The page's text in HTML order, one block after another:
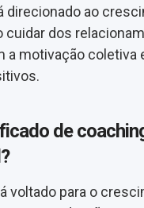
direcionado ao
cuidar dos
a motivação coletiva
de
voltado para o